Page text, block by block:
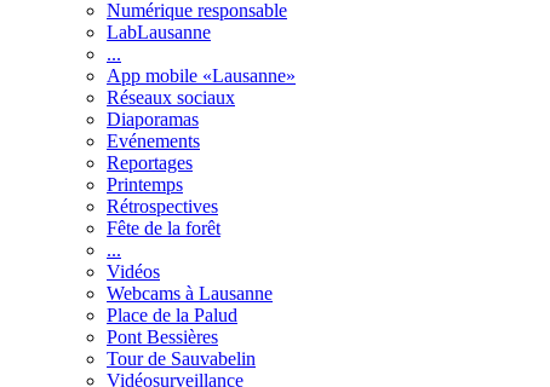
Numérique responsable
LabLausanne
...
App mobile «Lausanne»
Réseaux sociaux
Diaporamas
Evénements
Reportages
Printemps
Rétrospectives
Fête de la forêt
...
Vidéos
Webcams à Lausanne
Place de la Palud
Pont Bessières
Tour de Sauvabelin
Vidéosurveillance